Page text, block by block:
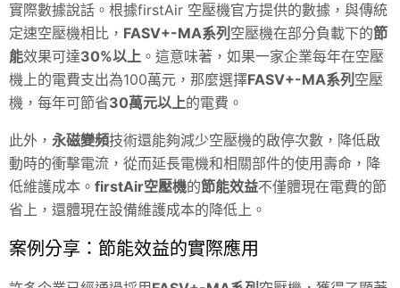
實際數據說話。根據firstAir 空壓機官方提供的數據，與傳統
定速空壓機相比， FASV+-MA系列 空壓機在部分負載下的節
能效果可達30%以上 。這意味著，如果一家企業每年在空壓
機上的電費支出為100萬元，那麼選擇FASV+-MA系列 空壓
機 ，每年可節省30萬元以上的電費。
此外， 永磁變頻技術還能夠減少空壓機的啟停次數，降低啟
動時的衝擊電流，從而延長電機和相關部件的使用壽命，降
低維護成本。 firstAir空壓機的節能效益不僅體現在電費的節
省上，還體現在設備維護成本的降低上。
案例分享：節能效益的實際應用